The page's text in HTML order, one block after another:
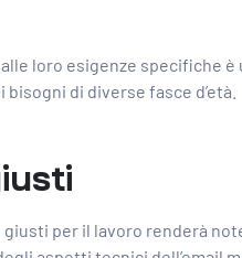
loro esigenze specifiche
di diverse fasce d’età.
giusti per il lavoro renderà